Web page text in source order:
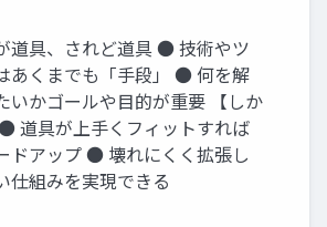
道具、されど道具 ● 技術やツ
あくまでも「手段」 ● 何を解
いかゴールや目的が重要 【しか
道具が上手くフィットすれば
ドアップ ● 壊れにくく拡張し
仕組みを実現できる